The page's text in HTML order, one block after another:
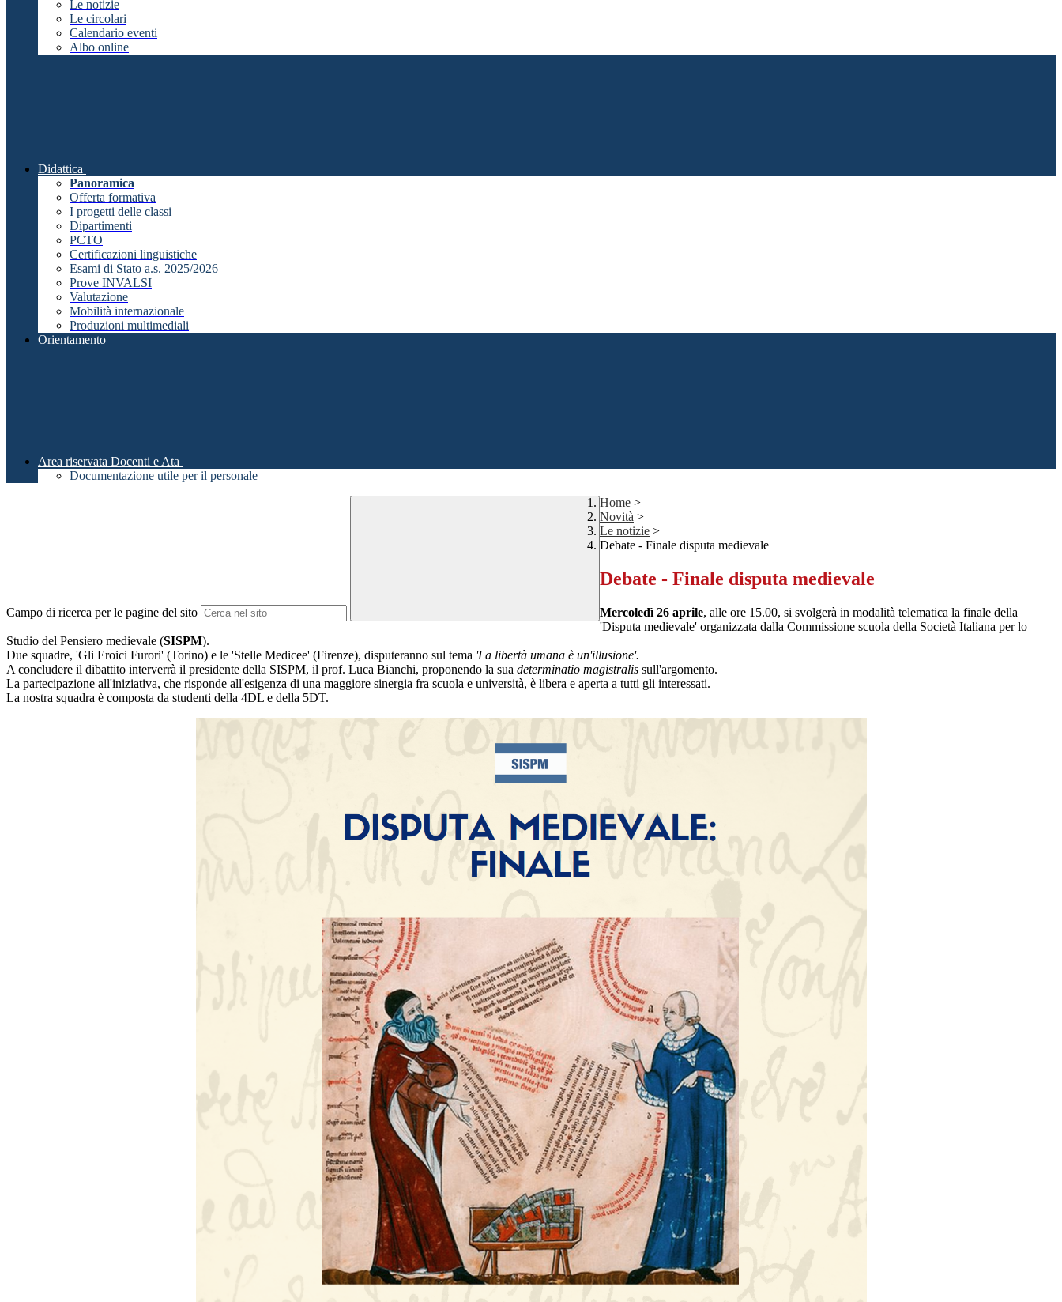
Le notizie
Le circolari
Calendario eventi
Albo online
Didattica
Panoramica
Offerta formativa
I progetti delle classi
Dipartimenti
PCTO
Certificazioni linguistiche
Esami di Stato a.s. 2025/2026
Prove INVALSI
Valutazione
Mobilità internazionale
Produzioni multimediali
Orientamento
Area riservata Docenti e Ata
Documentazione utile per il personale
Campo di ricerca per le pagine del sito
Home >
Novità >
Le notizie >
Debate - Finale disputa medievale
Debate - Finale disputa medievale
Mercoledì 26 aprile, alle ore 15.00, si svolgerà in modalità telematica la finale della
'Disputa medievale' organizzata dalla Commissione scuola della Società Italiana per lo
Studio del Pensiero medievale (SISPM).
Due squadre, 'Gli Eroici Furori' (Torino) e le 'Stelle Medicee' (Firenze), disputeranno sul tema 'La libertà umana è un'illusione'.
A concludere il dibattito interverrà il presidente della SISPM, il prof. Luca Bianchi, proponendo la sua determinatio magistralis sull'argomento.
La partecipazione all'iniziativa, che risponde all'esigenza di una maggiore sinergia fra scuola e università, è libera e aperta a tutti gli interessati.
La nostra squadra è composta da studenti della 4DL e della 5DT.